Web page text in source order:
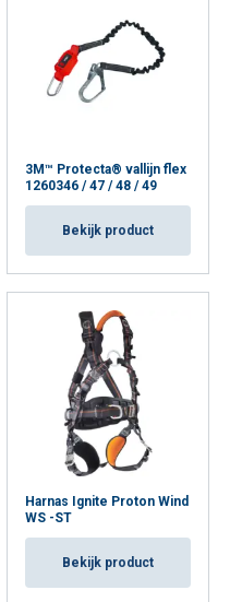
3M™ Protecta® vallijn flex
1260346 / 47 / 48 / 49
Bekijk product
Harnas Ignite Proton Wind
WS -ST
Bekijk product
Targeting